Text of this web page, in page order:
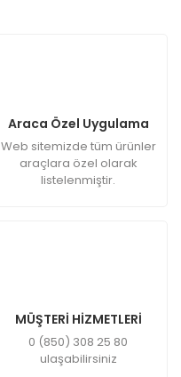
Araca Özel Uygulama
Web sitemizde tüm ürünler
araçlara özel olarak
listelenmiştir.
MÜŞTERİ HİZMETLERİ
0 (850) 308 25 80
ulaşabilirsiniz